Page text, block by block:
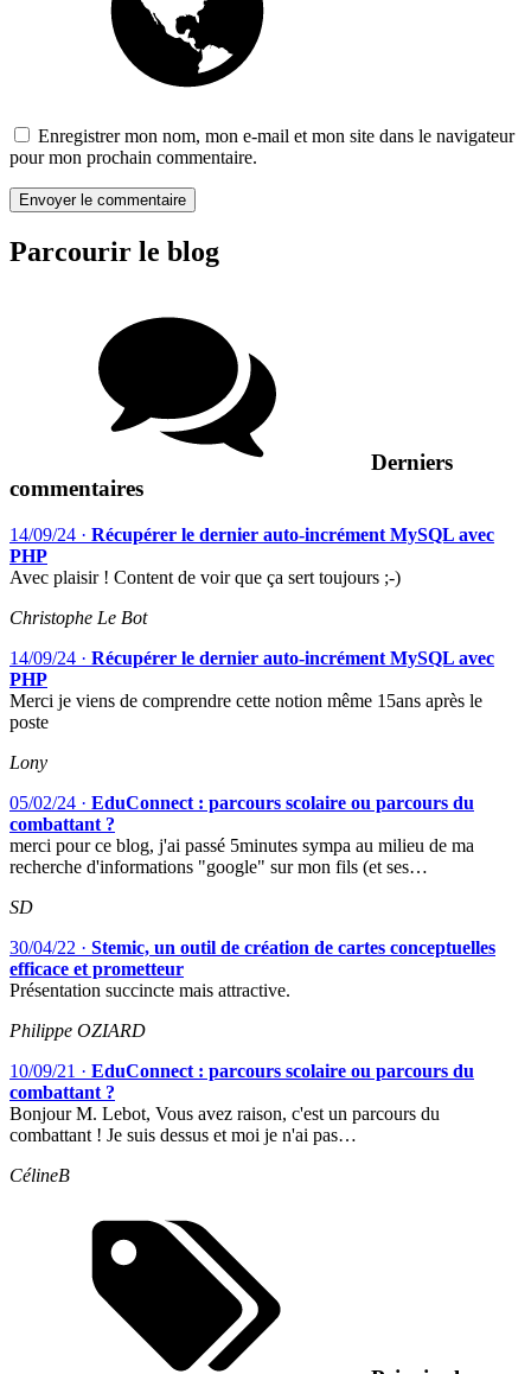
Enregistrer mon nom, mon e-mail et mon site dans le navigateur
pour mon prochain commentaire.
Parcourir le blog
Derniers
commentaires
14/09/24 · Récupérer le dernier auto-incrément MySQL avec
PHP
Avec plaisir ! Content de voir que ça sert toujours ;-)
Christophe Le Bot
14/09/24 · Récupérer le dernier auto-incrément MySQL avec
PHP
Merci je viens de comprendre cette notion même 15ans après le
poste
Lony
05/02/24 · EduConnect : parcours scolaire ou parcours du
combattant ?
merci pour ce blog, j'ai passé 5minutes sympa au milieu de ma
recherche d'informations "google" sur mon fils (et ses…
SD
30/04/22 · Stemic, un outil de création de cartes conceptuelles
efficace et prometteur
Présentation succincte mais attractive.
Philippe OZIARD
10/09/21 · EduConnect : parcours scolaire ou parcours du
combattant ?
Bonjour M. Lebot, Vous avez raison, c'est un parcours du
combattant ! Je suis dessus et moi je n'ai pas…
CélineB